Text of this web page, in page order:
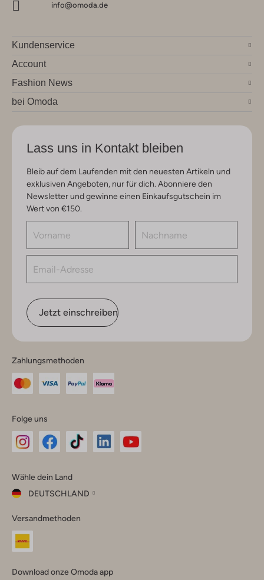
info@omoda.de
Kundenservice
Account
Fashion News
bei Omoda
Lass uns in Kontakt bleiben
Bleib auf dem Laufenden mit den neuesten Artikeln und
exklusiven Angeboten, nur für dich. Abonniere den
Newsletter und gewinne einen Einkaufsgutschein im
Wert von €150.
Jetzt einschreiben
Zahlungsmethoden
Folge uns
Instagram
Facebook
TikTok
Wähle dein Land
DEUTSCHLAND
dein
Land
Versandmethoden
Download onze Omoda app